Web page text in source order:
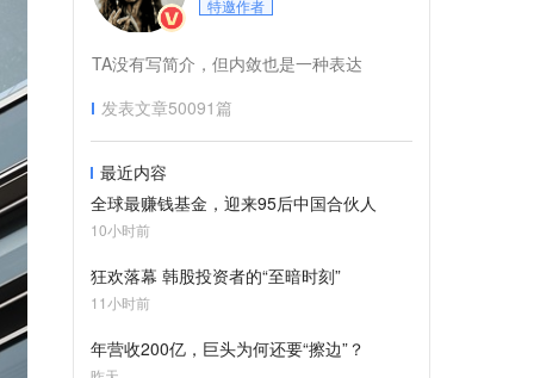
特邀作者
TA没有写简介，但内敛也是一种表达
发表文章50091篇
最近内容
全球最赚钱基金，迎来95后中国合伙人
10小时前
狂欢落幕 韩股投资者的“至暗时刻”
11小时前
年营收200亿，巨头为何还要“擦边”？